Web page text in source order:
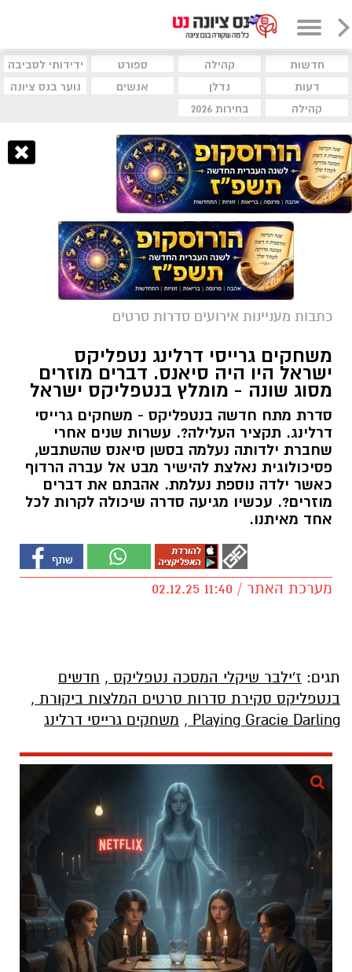
חדשות קהילה ספורט
ידידותי לסביבה
דעות
נדלן אנשים
נוער בנס ציונה
קהילה
בחירות 2026
כתבות מעניינות אירועים סדרות סרטים
משחקים גרייסי דרלינג נטפליקס
ישראל היו היה סיאנס. דברים מוזרים
מסוג שונה - מומלץ בנטפליקס ישראל
סדרת מתח חדשה בנטפליקס - משחקים גרייסי
דרלינג. תקציר העלילה?. עשרות שנים אחרי
שחברת ילדותה נעלמה בסשן סיאנס שהשתבש,
פסיכולוגית נאלצת להישיר מבט אל עברה הרדוף
כאשר ילדה נוספת נעלמת. אהבתם את דברים
מוזרים?. עכשיו מגיעה סדרה שיכולה לקרות לכל
אחד מאיתנו.
מערכת האתר / 11:40 02.12.25
תגים: ז'ילבר שיקלי המסכה נטפליקס , חדשים
בנטפליקס סקירת סדרות סרטים המלצות ביקורת ,
Playing Gracie Darling
, משחקים גרייסי דרלינג